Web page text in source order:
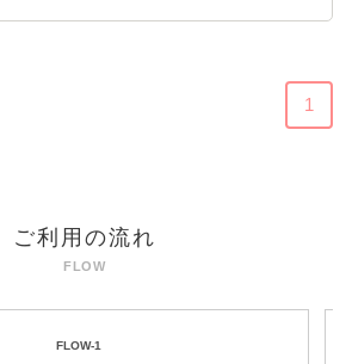
ことを楽しもう」をテーマと
1
ご利用の流れ
FLOW-1